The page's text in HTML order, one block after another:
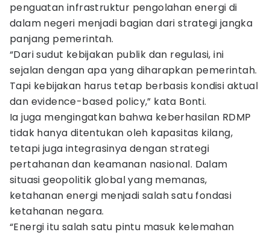
penguatan infrastruktur pengolahan energi di
dalam negeri menjadi bagian dari strategi jangka
panjang pemerintah.
“Dari sudut kebijakan publik dan regulasi, ini
sejalan dengan apa yang diharapkan pemerintah.
Tapi kebijakan harus tetap berbasis kondisi aktual
dan evidence-based policy,” kata Bonti.
Ia juga mengingatkan bahwa keberhasilan RDMP
tidak hanya ditentukan oleh kapasitas kilang,
tetapi juga integrasinya dengan strategi
pertahanan dan keamanan nasional. Dalam
situasi geopolitik global yang memanas,
ketahanan energi menjadi salah satu fondasi
ketahanan negara.
“Energi itu salah satu pintu masuk kelemahan